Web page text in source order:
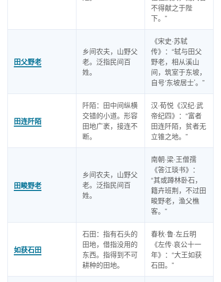
不得献之于陛
下。”
田父野老
乡间农夫，山野父
老。泛指民间百
姓。
《宋史·苏轼
传》：“轼与田父
野老，相从溪山
间，筑室于东坡，
自号‘东坡居士’。”
田连阡陌
阡陌：田中间纵横
交错的小道。形容
田地广袤，接连不
断。
汉·荀悦《汉纪·武
帝纪四》：“富者
田连阡陌，贫者无
立锥之地。”
田畯野老
乡间农夫，山野父
老。泛指民间百
姓。
南朝·梁·王僧孺
《答江琰书》：
“其或蹲林卧石，
籍卉班荆，不过田
畯野老，渔父樵
客。”
如获石田
石田：指有石头的
田地，借指没用的
东西。指得到不可
耕种的田地。
春秋·鲁·左丘明
《左传·哀公十一
年》：“大王如获
石田。”